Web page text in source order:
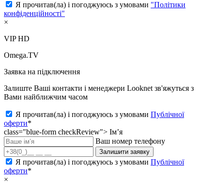
Я прочитав(ла) і погоджуюсь з умовами "Політики
конфіденційності"
×
VIP HD
Omega.TV
Заявка на підключення
Залиште Ваші контакти і менеджери Looknet зв'яжуться з
Вами найближчим часом
Я прочитав(ла) і погоджуюсь з умовами Публічної
оферти*
class="blue-form checkReview"> Ім’я
Ваш номер телефону
Залишити заявку
Я прочитав(ла) і погоджуюсь з умовами Публічної
оферти*
×